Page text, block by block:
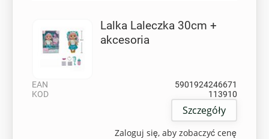
Lalka Laleczka 30cm +
akcesoria
EAN
5901924246671
KOD
113910
Szczegóły
Zaloguj się, aby zobaczyć cenę